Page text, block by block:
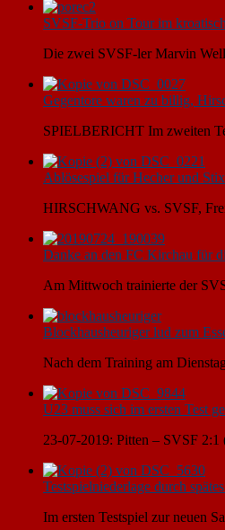
SVSF-Trio on Tour im
Die zwei SVSF-ler Marvin
Gegentore waren zu billig,
SPIELBERICHT Im zweiten
Ablösespiel für Hecher und
HIRSCHWANG vs. SVSF,
Danke an den FC Kirchau für
Am Mittwoch trainierte der
Blockhausheuriger lud zum
Nach dem Training am
U23 muss sich im ersten Test
23-07-2019: Pitten – SVSF 2:1
Testspielniederlage durch
Im ersten Testspiel zur neuen